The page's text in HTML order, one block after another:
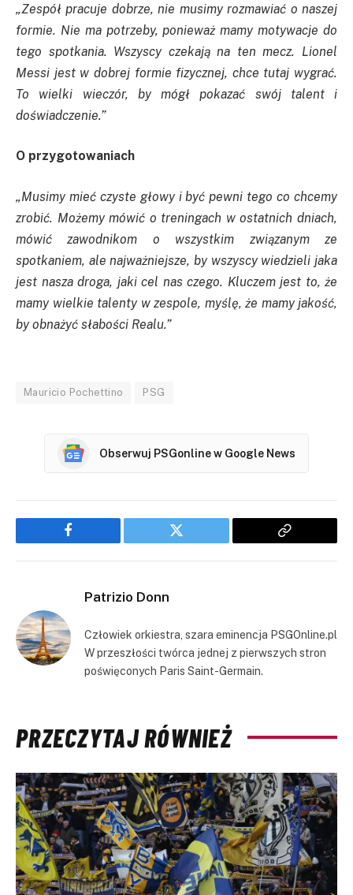
„Zespół pracuje dobrze, nie musimy rozmawiać o naszej
formie. Nie ma potrzeby, ponieważ mamy motywacje do
tego spotkania. Wszyscy czekają na ten mecz. Lionel
Messi jest w dobrej formie fizycznej, chce tutaj wygrać.
To wielki wieczór, by mógł pokazać swój talent i
doświadczenie.”
O przygotowaniach
„Musimy mieć czyste głowy i być pewni tego co chcemy
zrobić. Możemy mówić o treningach w ostatnich dniach,
mówić zawodnikom o wszystkim związanym ze
spotkaniem, ale najważniejsze, by wszyscy wiedzieli jaka
jest nasza droga, jaki cel nas czego. Kluczem jest to, że
mamy wielkie talenty w zespole, myślę, że mamy jakość,
by obnażyć słabości Realu.”
Mauricio Pochettino PSG
Obserwuj PSGonline w Google News
Facebook Twitter
Copy
Patrizio Donn
Człowiek orkiestra, szara eminencja PSGOnline.pl
W przeszłości twórca jednej z pierwszych stron
poświęconych Paris Saint-Germain.
PRZECZYTAJ RÓWNIEŻ